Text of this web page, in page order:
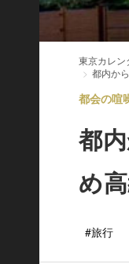
東京カレン
都内か
都会の喧
都
め
#旅行